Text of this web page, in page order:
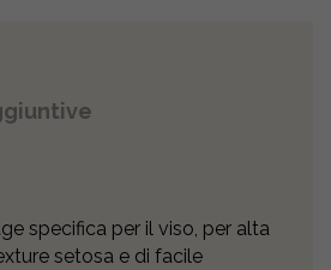
specifica per il viso, per alta
setosa e di facile